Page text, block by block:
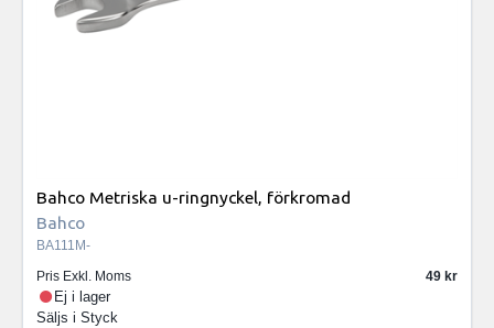
Bahco Metriska u-ringnyckel, förkromad
Bahco
BA111M-
Pris Exkl. Moms
49
Ej i lager
Säljs i Styck